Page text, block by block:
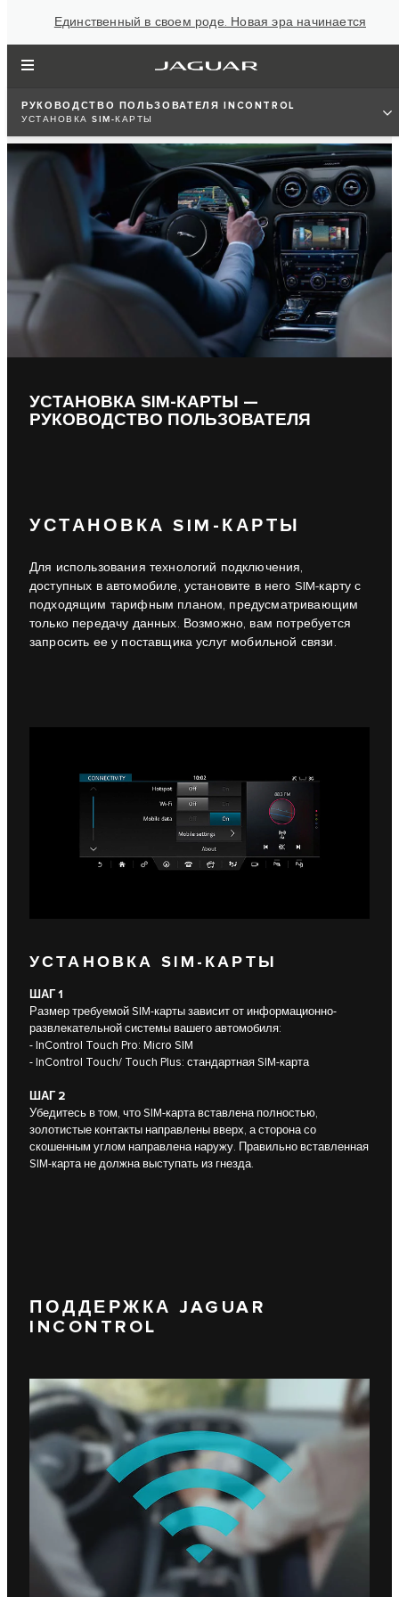
Единственный в своем роде. Новая эра начинается
РУКОВОДСТВО ПОЛЬЗОВАТЕЛЯ INCONTROL
УСТАНОВКА SIM-КАРТЫ
УСТАНОВКА SIM-КАРТЫ —
РУКОВОДСТВО ПОЛЬЗОВАТЕЛЯ
УСТАНОВКА SIM-КАРТЫ
Для использования технологий подключения,
доступных в автомобиле, установите в него SIM-карту с
подходящим тарифным планом, предусматривающим
только передачу данных. Возможно, вам потребуется
запросить ее у поставщика услуг мобильной связи.
УСТАНОВКА SIM-КАРТЫ
ШАГ 1
Размер требуемой SIM-карты зависит от информационно-
развлекательной системы вашего автомобиля:
- InControl Touch Pro: Micro SIM
- InControl Touch/ Touch Plus: стандартная SIM-карта
ШАГ 2
Убедитесь в том, что SIM-карта вставлена полностью,
золотистые контакты направлены вверх, а сторона со
скошенным углом направлена наружу. Правильно вставленная
SIM-карта не должна выступать из гнезда.
ПОДДЕРЖКА JAGUAR
INCONTROL